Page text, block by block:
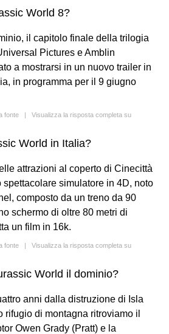
World 8?
il capitolo finale della trilogia
Pictures e Amblin
a mostrarsi in un nuovo trailer in
in programma per il 9 giugno
fonte | Visualizza la risposta completa su
World in Italia?
attrazioni al coperto di Cinecittà
spettacolare simulatore in 4D, noto
composto da un treno da 90
schermo di oltre 80 metri di
un film in 16k.
fonte | Visualizza la risposta completa su
World il dominio?
anni dalla distruzione di Isla
rifugio di montagna ritroviamo il
Owen Grady (Pratt) e la